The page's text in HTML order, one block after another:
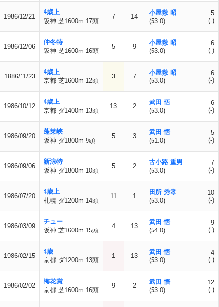
1986/12/21
4歳上
阪神 芝1600m 17頭
7 14
小屋敷 昭
(53.0)
5
(-)
1986/12/06
仲冬特
阪神 芝1600m 16頭
5 9
小屋敷 昭
(53.0)
6
(-)
1986/11/23
4歳上
京都 芝1600m 12頭
3 7
小屋敷 昭
(53.0)
6
(-)
1986/10/12
4歳上
京都 ダ1400m 13頭
13 2
武田 悟
(53.0)
6
(-)
1986/09/20
蓬莱峡
阪神 ダ1800m 9頭
5 3
武田 悟
(51.0)
5
(-)
1986/09/06
新涼特
阪神 ダ1800m 10頭
5 2
古小路 重男
(53.0)
7
(-)
1986/07/20
4歳上
札幌 ダ1200m 14頭
11 1
田所 秀孝
(53.0)
10
(-)
1986/03/09
チュー
阪神 芝1600m 15頭
4 13
武田 悟
(54.0)
9
(-)
1986/02/15
4歳
京都 ダ1200m 13頭
1 13
武田 悟
(53.0)
4
(-)
1986/02/02
梅花賞
京都 芝1600m 16頭
9 2
武田 悟
(53.0)
12
(-)